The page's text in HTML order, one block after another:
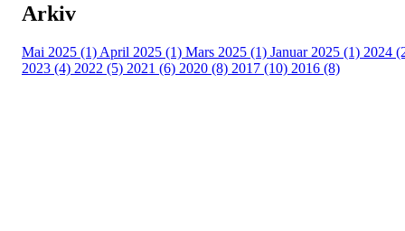
Arkiv
Mai 2025 (1) April 2025 (1) Mars 2025 (1) Januar 2025 (1) 2024
2023 (4) 2022 (5) 2021 (6) 2020 (8) 2017 (10) 2016 (8)